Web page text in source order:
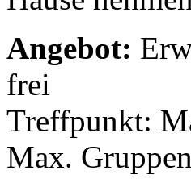
Angebot:
frei
Treffpunkt:
Max.